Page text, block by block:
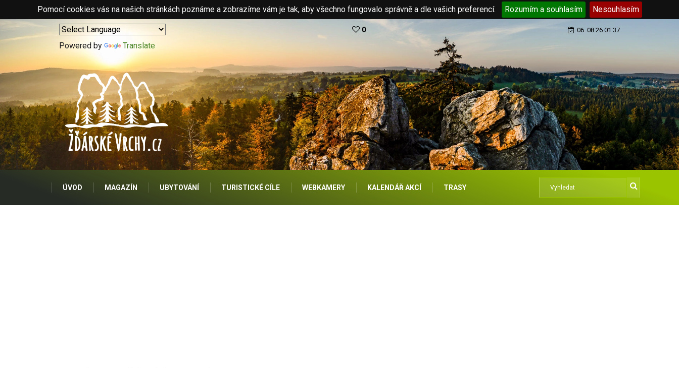
Pomocí cookies vás na našich stránkách poznáme a zobrazíme vám je tak, aby všechno fungovalo správně a dle vašich preferencí. Rozumím a souhlasím Nesouhlasím
Powered by Translate
0 06. 08.26 01:37
ÚVOD MAGAZÍN UBYTOVÁNÍ TURISTICKÉ CÍLE WEBKAMERY KALENDÁŘ AKCÍ TRASY